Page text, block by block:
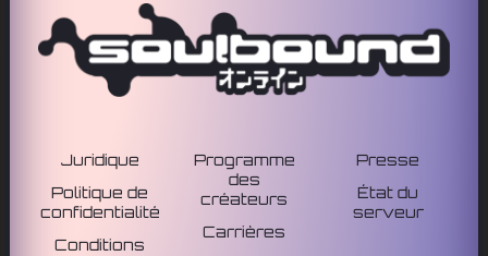
Juridique
Politique de
confidentialité
Conditions
Programme
des
créateurs
Carrières
Presse
État du
serveur